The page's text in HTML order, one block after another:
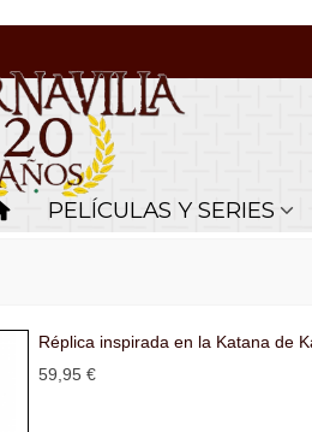
PELÍCULAS Y SERIES
Réplica inspirada en la Katana de
59,95 €